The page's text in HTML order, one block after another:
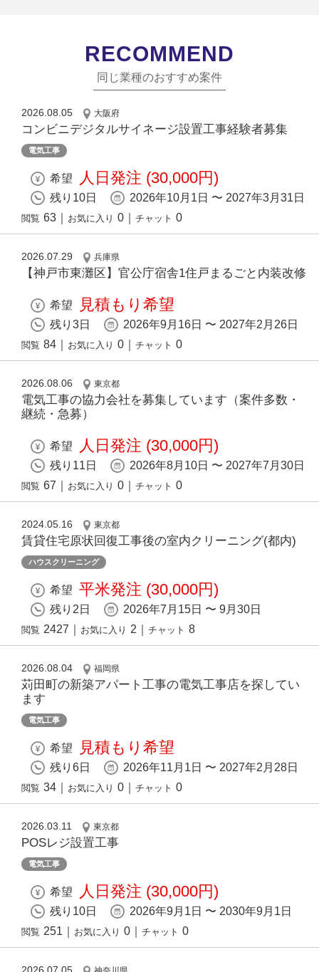
RECOMMEND
同じ業種のおすすめ案件
2026.08.05 大阪府
コンビニデジタルサイネージ設置工事経験者募集
電気工事
希望 人日発注 (30,000円)
残り10日 2026年10月1日 〜 2027年3月31日
閲覧 63 お気に入り 0 チャット 0
2026.07.29 兵庫県
【神戸市東灘区】官公庁宿舎1住戸まるごと内装改修
希望 見積もり希望
残り3日 2026年9月16日 〜 2027年2月26日
閲覧 84 お気に入り 0 チャット 0
2026.08.06 東京都
電気工事の協力会社を募集しています（案件多数・
継続・急募）
希望 人日発注 (30,000円)
残り11日 2026年8月10日 〜 2027年7月30日
閲覧 67 お気に入り 0 チャット 0
2024.05.16 東京都
賃貸住宅原状回復⼯事後の室内クリーニング(都内)
ハウスクリーニング
希望 平米発注 (30,000円)
残り2日 2026年7月15日 〜 9月30日
閲覧 2427 お気に入り 2 チャット 8
2026.08.04 福岡県
苅田町の新築アパート工事の電気工事店を探してい
ます
電気工事
希望 見積もり希望
残り6日 2026年11月1日 〜 2027年2月28日
閲覧 34 お気に入り 0 チャット 0
2026.03.11 東京都
POSレジ設置工事
電気工事
希望 人日発注 (30,000円)
残り10日 2026年9月1日 〜 2030年9月1日
閲覧 251 お気に入り 0 チャット 0